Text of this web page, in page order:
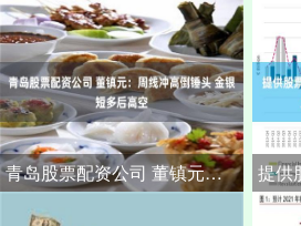
青岛股票配资公司 董镇元：周线冲高倒锤头 金银短多后高空